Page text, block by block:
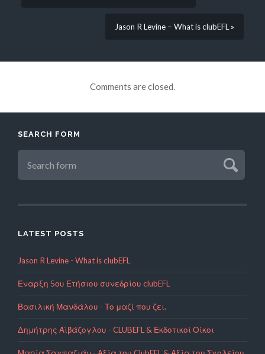
Jason R Levine – What is clubEFL »
Comments are closed.
SEARCH FORM
LATEST POSTS
Jason R Levine - What is clubEFL
Έναρξη 5ου Ετήσιου συνεδρίου clubEFL
Βασιλική Μανδάλου - Το μαζί που ζει.
Δημήτρης Αϊβάζογλου - CLUBEFL & Εκδοτικοί Οίκοι